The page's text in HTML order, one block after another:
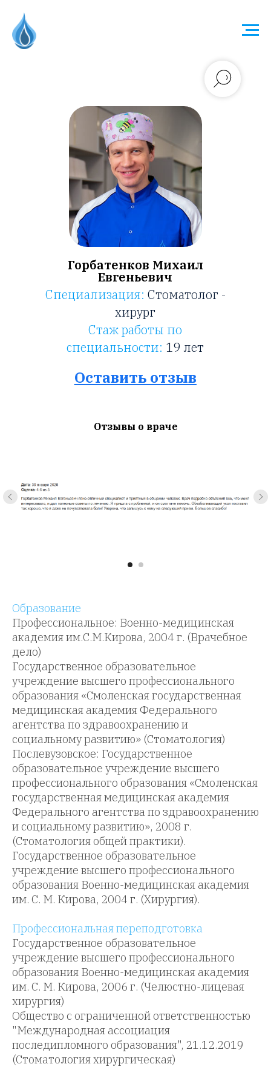
Горбатенков Михаил
Евгеньевич
Специализация: Стоматолог -
хирург
Стаж работы по
специальности: 19 лет
Оставить отзыв
Отзывы о враче
Образование
Профессиональное: Военно-медицинская
академия им.С.М.Кирова, 2004 г. (Врачебное
дело)
Государственное образовательное
учреждение высшего профессионального
образования «Смоленская государственная
медицинская академия Федерального
агентства по здравоохранению и
социальному развитию» (Стоматология)
Послевузовское: Государственное
образовательное учреждение высшего
профессионального образования «Смоленская
государственная медицинская академия
Федерального агентства по здравоохранению
и социальному развитию», 2008 г.
(Стоматология общей практики).
Государственное образовательное
учреждение высшего профессионального
образования Военно-медицинская академия
им. С. М. Кирова, 2004 г. (Хирургия).
Профессиональная переподготовка
Государственное образовательное
учреждение высшего профессионального
образования Военно-медицинская академия
им. С. М. Кирова, 2006 г. (Челюстно-лицевая
хирургия)
Общество с ограниченной ответственностью
"Международная ассоциация
последипломного образования", 21.12.2019
(Стоматология хирургическая)